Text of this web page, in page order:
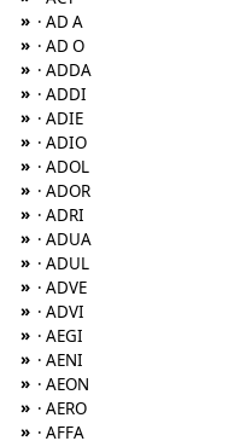
» · AD A
» · AD O
» · ADDA
» · ADDI
» · ADIE
» · ADIO
» · ADOL
» · ADOR
» · ADRI
» · ADUA
» · ADUL
» · ADVE
» · ADVI
» · AEGI
» · AENI
» · AEON
» · AERO
» · AFFA